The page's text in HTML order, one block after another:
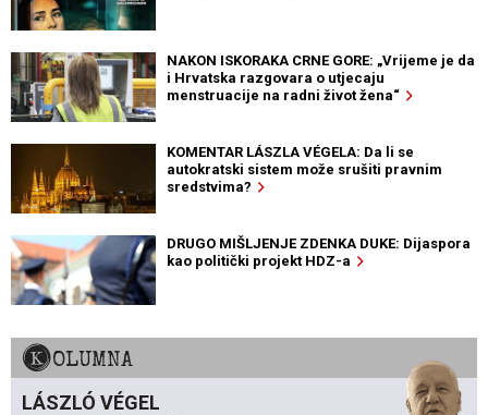
NAKON ISKORAKA CRNE GORE: „Vrijeme je da
i Hrvatska razgovara o utjecaju
menstruacije na radni život žena“
KOMENTAR LÁSZLA VÉGELA: Da li se
autokratski sistem može srušiti pravnim
sredstvima?
DRUGO MIŠLJENJE ZDENKA DUKE: Dijaspora
kao politički projekt HDZ-a
KOLUMNA
LÁSZLÓ VÉGEL